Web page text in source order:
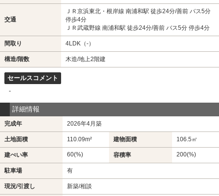
交通
ＪＲ京浜東北・根岸線 南浦和駅 徒歩24分/善前 バス5分
停歩4分
ＪＲ武蔵野線 南浦和駅 徒歩24分/善前 バス5分 停歩4分
間取り 4LDK（-）
構造/階数 木造/地上2階建
セールスコメント
-
詳細情報
完成年 2026年4月築
土地面積 110.09m² 建物面積 106.5㎡
建ぺい率 60(%) 容積率 200(%)
駐車場 有
現況/引渡し 新築/相談